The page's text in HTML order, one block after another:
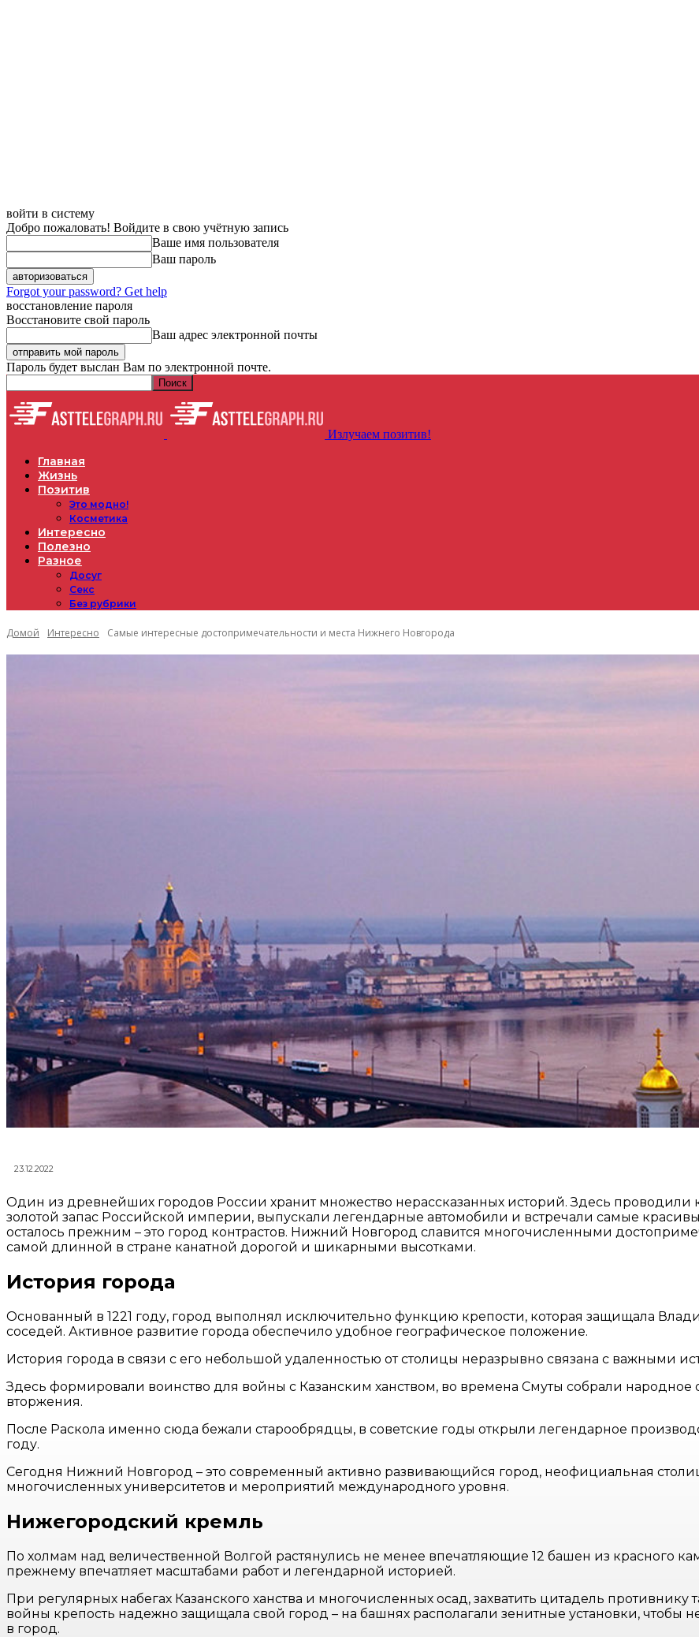
войти в систему
Добро пожаловать! Войдите в свою учётную запись
Ваше имя пользователя
Ваш пароль
Forgot your password? Get help
восстановление пароля
Восстановите свой пароль
Ваш адрес электронной почты
Пароль будет выслан Вам по электронной почте.
Излучаем позитив!
Главная
Жизнь
Позитив
Это модно!
Косметика
Интересно
Полезно
Разное
Досуг
Секс
Без рубрики
Домой Интересно Самые интересные достопримечательности и места Нижнего Новгорода
23.12.2022
Один из древнейших городов России хранит множество нерассказанных историй. Здесь проводили
золотой запас Российской империи, выпускали легендарные автомобили и встречали самые
осталось прежним – это город контрастов. Нижний Новгород славится многочисленными
самой длинной в стране канатной дорогой и шикарными высотками.
История города
Основанный в 1221 году, город выполнял исключительно функцию крепости, которая защищала
соседей. Активное развитие города обеспечило удобное географическое положение.
История города в связи с его небольшой удаленностью от столицы неразрывно связана с важными
Здесь формировали воинство для войны с Казанским ханством, во времена Смуты собрали
вторжения.
После Раскола именно сюда бежали старообрядцы, в советские годы открыли легендарное
году.
Сегодня Нижний Новгород – это современный активно развивающийся город, неофициальная
многочисленных университетов и мероприятий международного уровня.
Нижегородский кремль
По холмам над величественной Волгой растянулись не менее впечатляющие 12 башен из красного
прежнему впечатляет масштабами работ и легендарной историей.
При регулярных набегах Казанского ханства и многочисленных осад, захватить цитадель
войны крепость надежно защищала свой город – на башнях располагали зенитные установки, чтобы
в город.